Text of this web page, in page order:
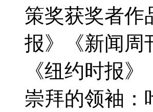
策奖获奖者作
报》《新闻周
《纽约时报
崇拜的领袖：